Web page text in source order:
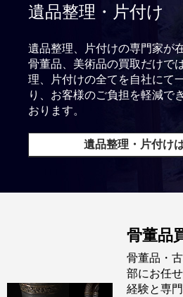
遺品整理・片付け
遺品整理、片付けの専門家が
骨董品、美術品の買取だけで
理、片付けの全てを自社にて
り、お客様のご負担を軽減で
おります。
遺品整理・片付け
骨董品
骨董品・
部にお任
経験と専